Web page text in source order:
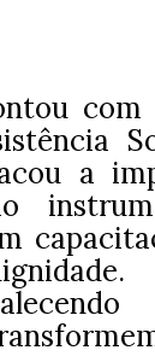
a